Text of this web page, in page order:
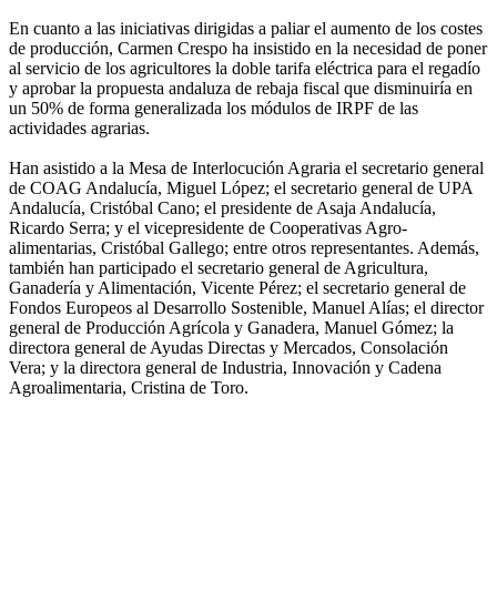
En cuanto a las iniciativas dirigidas a paliar el aumento de los costes
de producción, Carmen Crespo ha insistido en la necesidad de poner
al servicio de los agricultores la doble tarifa eléctrica para el regadío
y aprobar la propuesta andaluza de rebaja fiscal que disminuiría en
un 50% de forma generalizada los módulos de IRPF de las
actividades agrarias.
Han asistido a la Mesa de Interlocución Agraria el secretario general
de COAG Andalucía, Miguel López; el secretario general de UPA
Andalucía, Cristóbal Cano; el presidente de Asaja Andalucía,
Ricardo Serra; y el vicepresidente de Cooperativas Agro-
alimentarias, Cristóbal Gallego; entre otros representantes. Además,
también han participado el secretario general de Agricultura,
Ganadería y Alimentación, Vicente Pérez; el secretario general de
Fondos Europeos al Desarrollo Sostenible, Manuel Alías; el director
general de Producción Agrícola y Ganadera, Manuel Gómez; la
directora general de Ayudas Directas y Mercados, Consolación
Vera; y la directora general de Industria, Innovación y Cadena
Agroalimentaria, Cristina de Toro.